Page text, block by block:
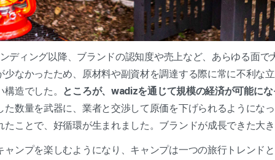
ディング以降、ブランドの認知度や売上など、あらゆる面で
少なかったため、原材料や副資材を調達する際に常に不利な
造でした。 ところが、wadizを通じて規模の経済が可能に
た数量を武器に、業者と交渉して原価を下げられるようにな
たことで、好循環が生まれました。ブランドが成長できた大
ャンプを楽しむようになり、キャンプは一つの旅行トレンド